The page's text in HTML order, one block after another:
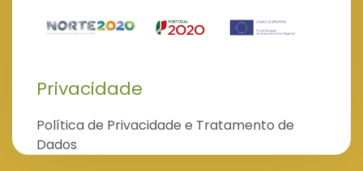
Privacidade
Política de Privacidade e Tratamento de
Dados